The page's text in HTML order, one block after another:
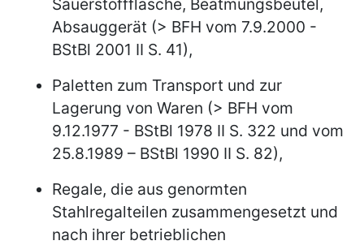
Absauggerät (> BFH vom 7.9.2000 -
BStBl 2001 II S. 41),
Paletten zum Transport und zur
Lagerung von Waren (> BFH vom
9.12.1977 - BStBl 1978 II S. 322 und vom
25.8.1989 – BStBl 1990 II S. 82),
Regale, die aus genormten
Stahlregalteilen zusammengesetzt und
nach ihrer betrieblichen